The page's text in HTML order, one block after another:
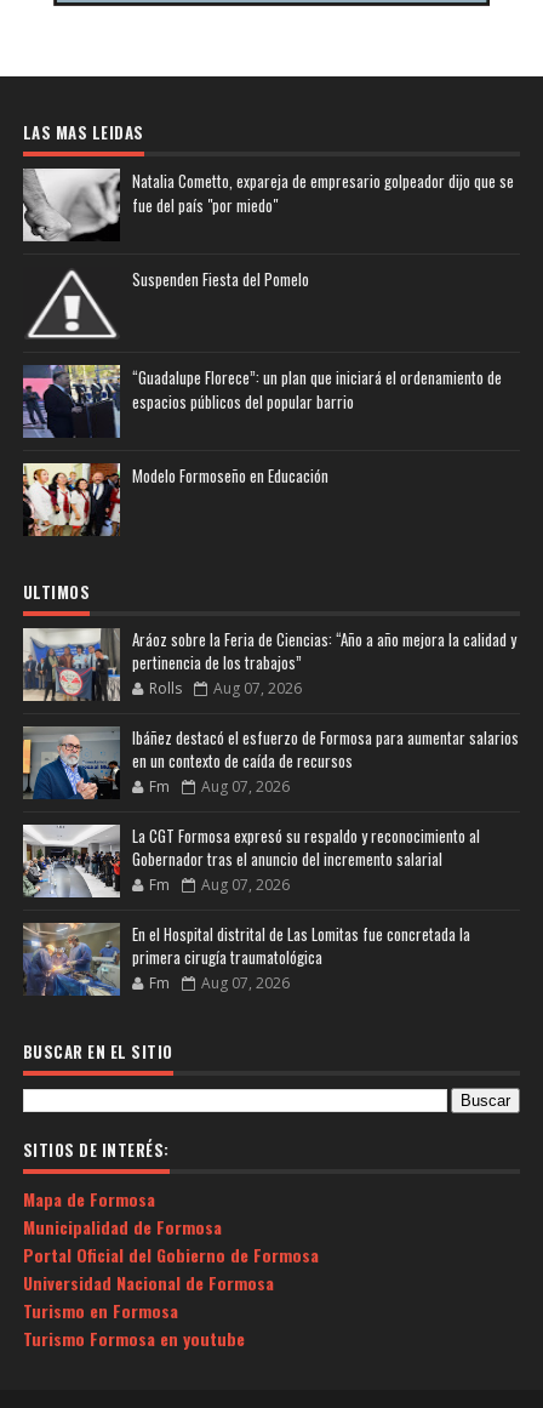
LAS MAS LEIDAS
Natalia Cometto, expareja de empresario golpeador dijo que se
fue del país "por miedo"
Suspenden Fiesta del Pomelo
“Guadalupe Florece”: un plan que iniciará el ordenamiento de
espacios públicos del popular barrio
Modelo Formoseño en Educación
ULTIMOS
Aráoz sobre la Feria de Ciencias: “Año a año mejora la calidad y
pertinencia de los trabajos”
Rolls Aug 07, 2026
Ibáñez destacó el esfuerzo de Formosa para aumentar salarios
en un contexto de caída de recursos
Fm Aug 07, 2026
La CGT Formosa expresó su respaldo y reconocimiento al
Gobernador tras el anuncio del incremento salarial
Fm Aug 07, 2026
En el Hospital distrital de Las Lomitas fue concretada la
primera cirugía traumatológica
Fm Aug 07, 2026
BUSCAR EN EL SITIO
SITIOS DE INTERÉS:
Mapa de Formosa
Municipalidad de Formosa
Portal Oficial del Gobierno de Formosa
Universidad Nacional de Formosa
Turismo en Formosa
Turismo Formosa en youtube